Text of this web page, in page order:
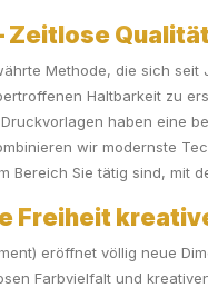
Zeitlose
Methode, die sich
Haltbarkeit zu
haben eine
wir modernste
Bereich Sie tätig sind, mit
Freiheit
eröffnet völlig neue
Farbvielfalt und